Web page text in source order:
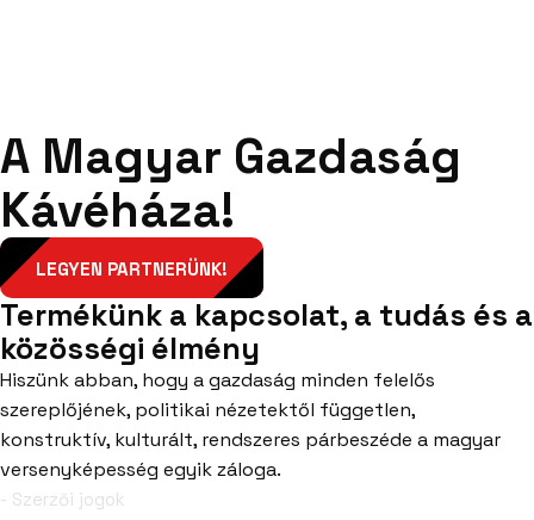
A Magyar Gazdaság
Kávéháza!
LEGYEN PARTNERÜNK!
Termékünk a kapcsolat, a tudás és a
közösségi élmény
Hiszünk abban, hogy a gazdaság minden felelős
szereplőjének, politikai nézetektől független,
konstruktív, kulturált, rendszeres párbeszéde a magyar
versenyképesség egyik záloga.
- Szerzői jogok